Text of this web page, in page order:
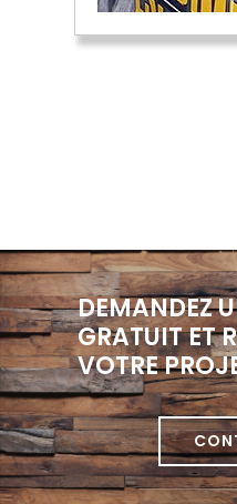
DEMANDEZ
GRATUIT ET
VOTRE